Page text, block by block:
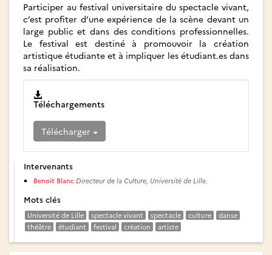
Participer au festival universitaire du spectacle vivant,
c’est profiter d’une expérience de la scène devant un
large public et dans des conditions professionnelles.
Le festival est destiné à promouvoir la création
artistique étudiante et à impliquer les étudiant.es dans
sa réalisation.
Téléchargements
Télécharger
Intervenants
Benoit Blanc Directeur de la Culture, Université de Lille.
Mots clés
Université de Lille spectacle vivant spectacle culture
danse
théâtre
étudiant festival création artiste